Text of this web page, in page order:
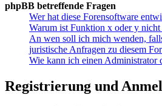
phpBB betreffende Fragen
Wer hat diese Forensoftware
Warum ist Funktion x oder y nicht
An wen soll ich mich wenden,
juristische Anfragen zu diesem
Wie kann ich einen Administrator
Registrierung und